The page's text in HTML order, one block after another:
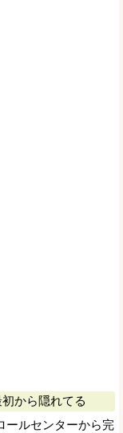
から隠れてる
ールセンターから完